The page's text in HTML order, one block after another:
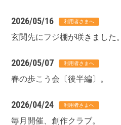
2026/05/16
玄関先にフジ棚が咲きました。
2026/05/07
春の歩こう会〔後半編〕。
2026/04/24
毎月開催、創作クラブ。